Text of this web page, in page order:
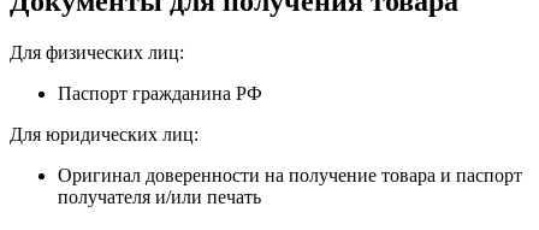
Для физических лиц:
Паспорт гражданина РФ
Для юридических лиц:
Оригинал доверенности на получение товара и паспорт
получателя и/или печать